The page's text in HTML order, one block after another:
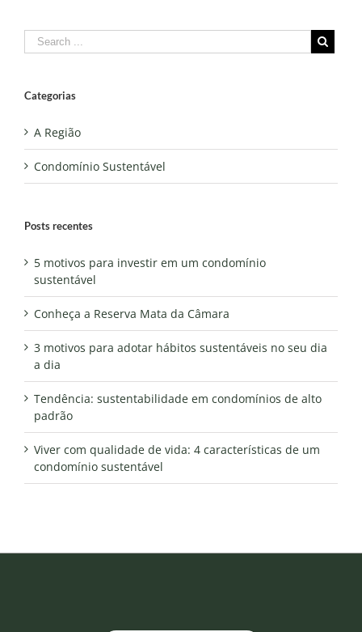
Categorias
A Região
Condomínio Sustentável
Posts recentes
5 motivos para investir em um condomínio
sustentável
Conheça a Reserva Mata da Câmara
3 motivos para adotar hábitos sustentáveis no seu dia
a dia
Tendência: sustentabilidade em condomínios de alto
padrão
Viver com qualidade de vida: 4 características de um
condomínio sustentável